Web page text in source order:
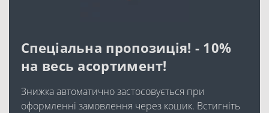
Спеціальна пропозиція! - 10%
на весь асортимент!
Знижка автоматично застосовується при
оформленні замовлення через кошик. Встигніть